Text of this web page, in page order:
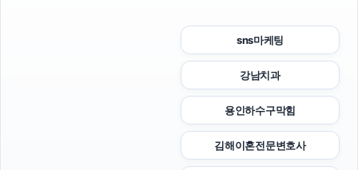
sns마케팅
강남치과
용인하수구막힘
김해이혼전문변호사